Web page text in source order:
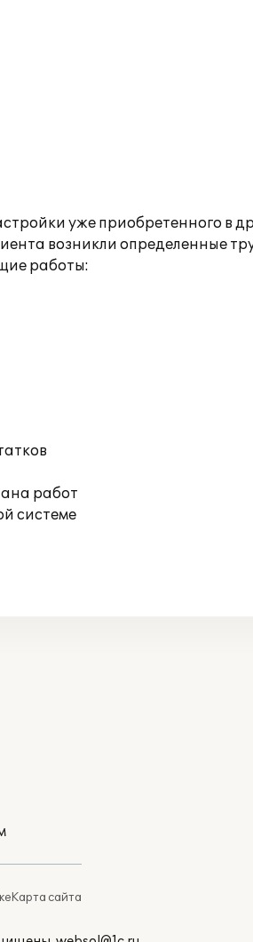
уже приобретенного в
возникли определенные
работы:
работ
системе
Карта сайта